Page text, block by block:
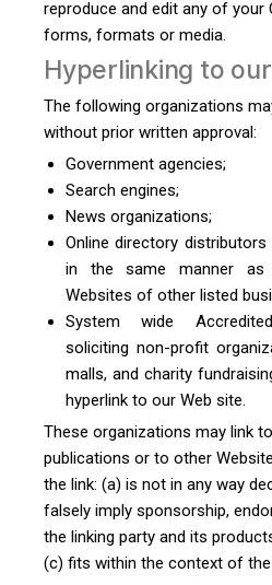
reproduce and edit any of your
forms, formats or media.
Hyperlinking to
The following organizations
without prior written approval:
Government agencies;
Search engines;
News organizations;
Online directory
in the same manner as
Websites of other listed
System wide
soliciting non-profit
malls, and charity
hyperlink to our Web site.
These organizations may link
publications or to other
the link: (a) is not in any way
falsely imply sponsorship,
the linking party and its
(c) fits within the context of the